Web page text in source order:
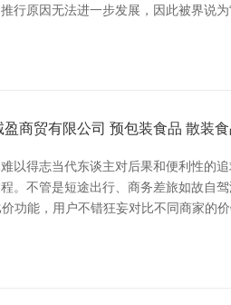
行原因无法进一步发展，因此被界说
商贸有限公司 预包装食品 散装
以得志当代东谈主对后果和便利性的
。不管是短途出行、商务差旅如故自
功能，用户不错狂妄对比不同商家的